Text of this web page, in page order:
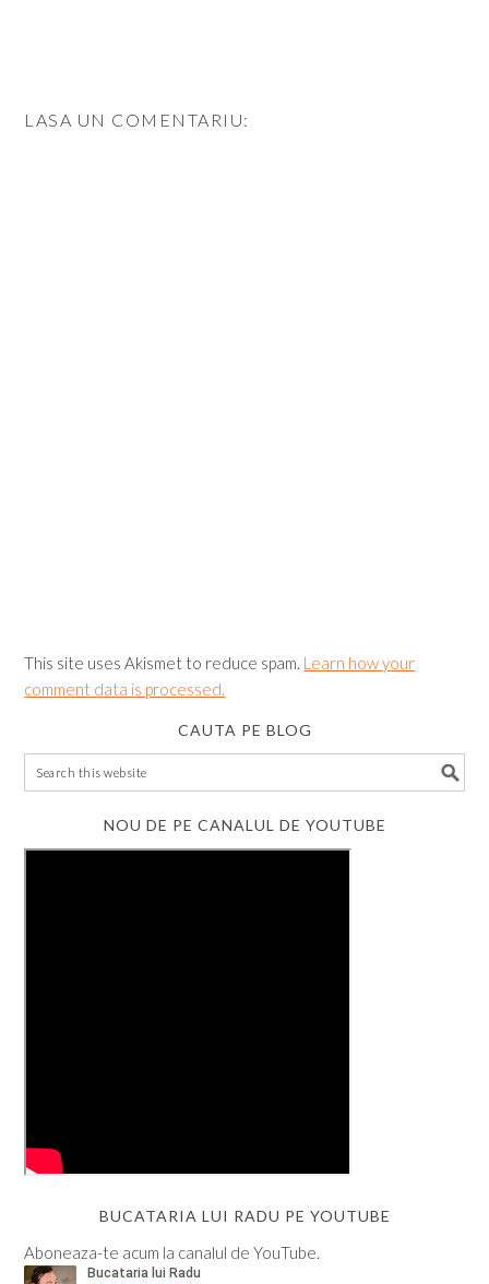
LASA UN COMENTARIU:
This site uses Akismet to reduce spam. Learn how your
comment data is processed.
CAUTA PE BLOG
NOU DE PE CANALUL DE YOUTUBE
BUCATARIA LUI RADU PE YOUTUBE
Aboneaza-te acum la canalul de YouTube.